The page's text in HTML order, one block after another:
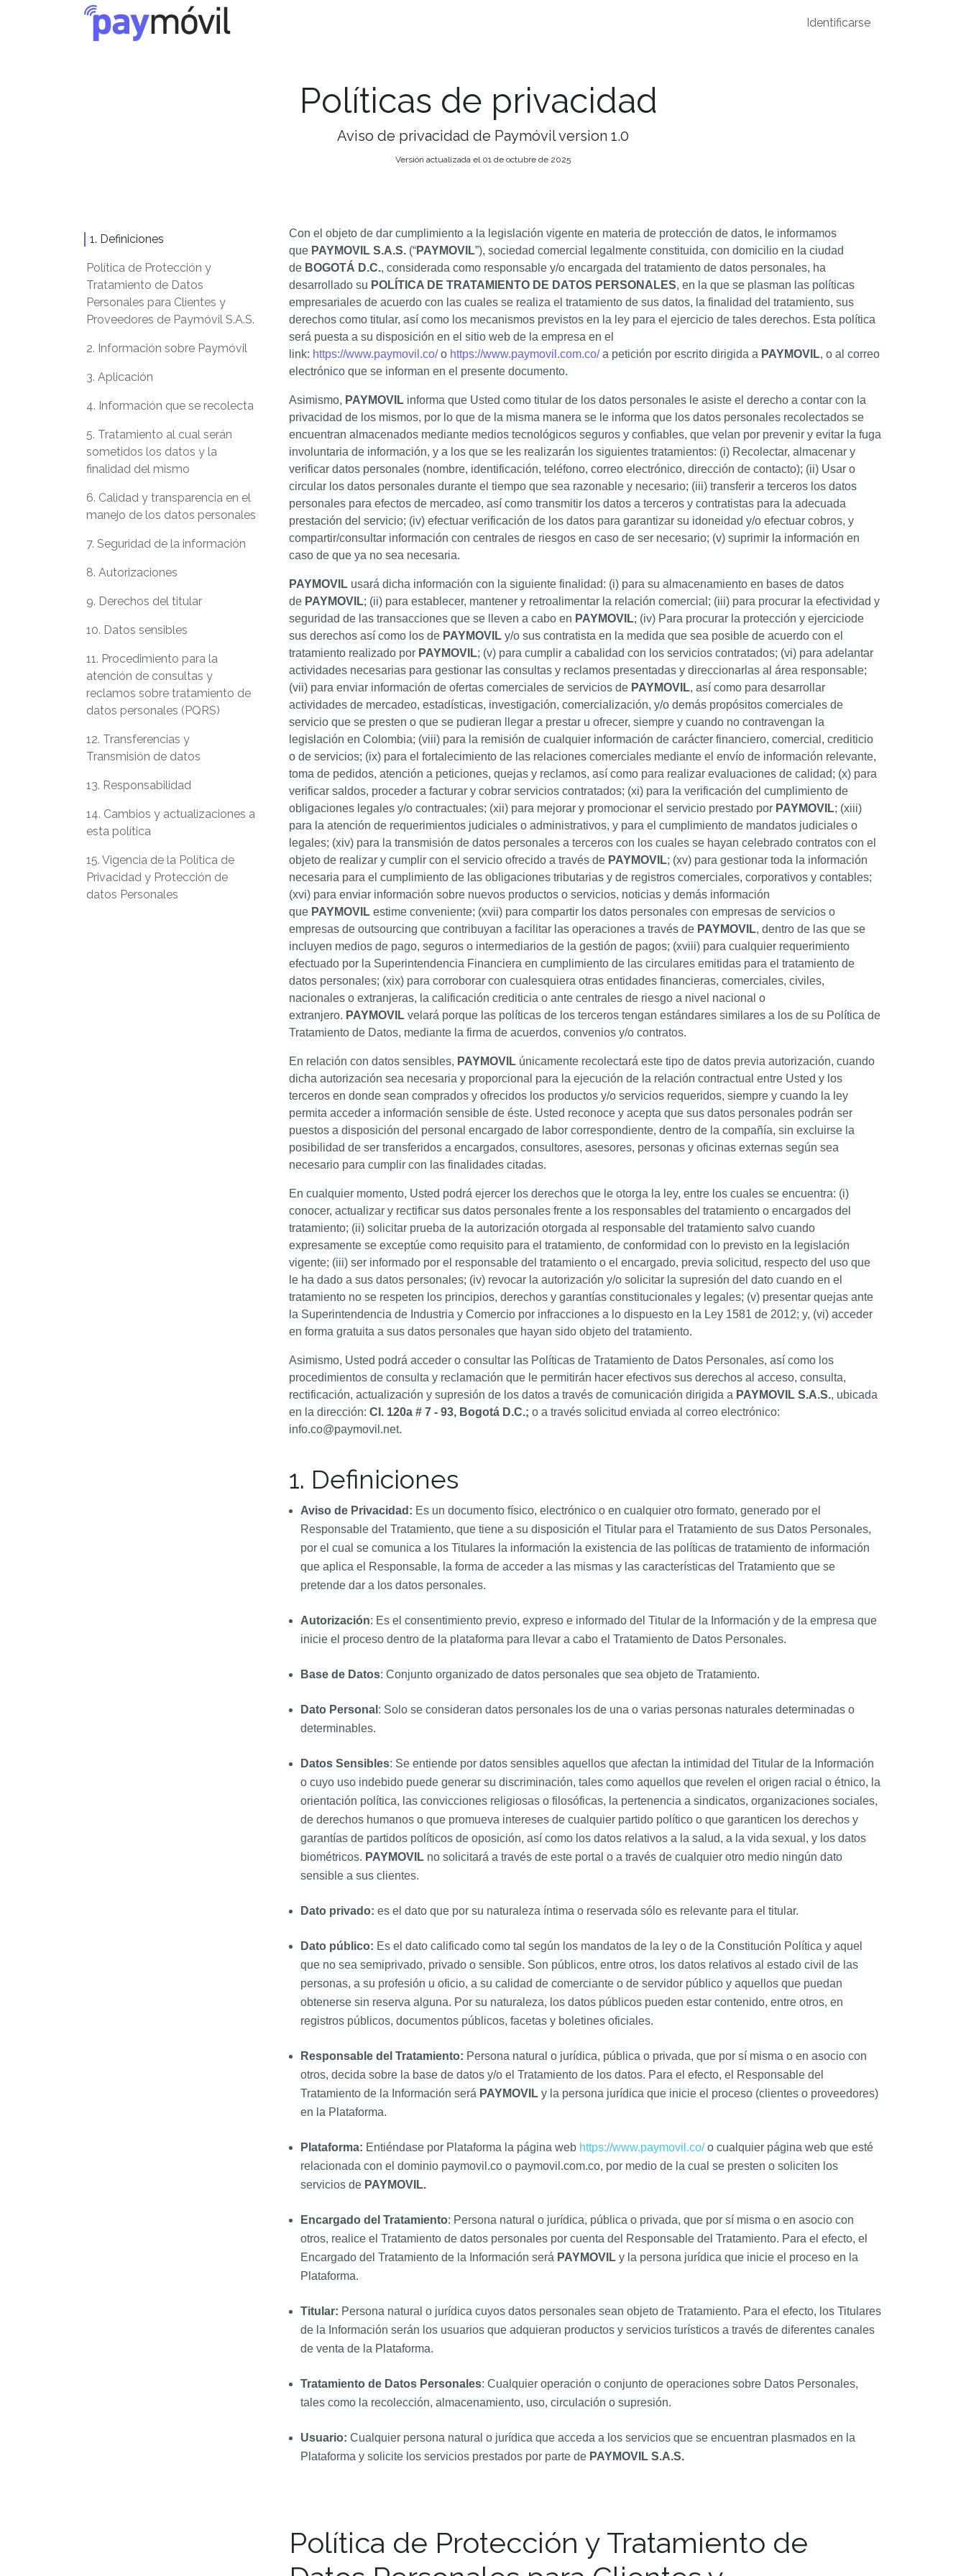
Identificarse
Políticas de privacidad
Aviso de privacidad de Paymóvil version 1.0
Versión actualizada el 01 de octubre de 2025
1. Definiciones
Política de Protección y
Tratamiento de Datos
Personales para Clientes y
Proveedores de Paymóvil S.A.S.
2. Información sobre Paymóvil
3. Aplicación
4. Información que se recolecta
5. Tratamiento al cual serán
sometidos los datos y la
finalidad del mismo
6. Calidad y transparencia en el
manejo de los datos personales
7. Seguridad de la información
8. Autorizaciones
9. Derechos del titular
10. Datos sensibles
11. Procedimiento para la
atención de consultas y
reclamos sobre tratamiento de
datos personales (PQRS)
12. Transferencias y
Transmisión de datos
13. Responsabilidad
14. Cambios y actualizaciones a
esta política
15. Vigencia de la Política de
Privacidad y Protección de
datos Personales
Con el objeto de dar cumplimiento a la legislación vigente en materia de protección de datos, le informamos
que PAYMOVIL S.A.S. (“PAYMOVIL”), sociedad comercial legalmente constituida, con domicilio en la ciudad
de BOGOTÁ D.C., considerada como responsable y/o encargada del tratamiento de datos personales, ha
desarrollado su POLÍTICA DE TRATAMIENTO DE DATOS PERSONALES, en la que se plasman las políticas
empresariales de acuerdo con las cuales se realiza el tratamiento de sus datos, la finalidad del tratamiento, sus
derechos como titular, así como los mecanismos previstos en la ley para el ejercicio de tales derechos. Esta política
será puesta a su disposición en el sitio web de la empresa en el
link: https://www.paymovil.co/o https://www.paymovil.com.co/a petición por escrito dirigida a PAYMOVIL, o al correo
electrónico que se informan en el presente documento.
Asimismo, PAYMOVIL informa que Usted como titular de los datos personales le asiste el derecho a contar con la
privacidad de los mismos, por lo que de la misma manera se le informa que los datos personales recolectados se
encuentran almacenados mediante medios tecnológicos seguros y confiables, que velan por prevenir y evitar la fuga
involuntaria de información, y a los que se les realizarán los siguientes tratamientos: (i) Recolectar, almacenar y
verificar datos personales (nombre, identificación, teléfono, correo electrónico, dirección de contacto); (ii) Usar o
circular los datos personales durante el tiempo que sea razonable y necesario; (iii) transferir a terceros los datos
personales para efectos de mercadeo, así como transmitir los datos a terceros y contratistas para la adecuada
prestación del servicio; (iv) efectuar verificación de los datos para garantizar su idoneidad y/o efectuar cobros, y
compartir/consultar información con centrales de riesgos en caso de ser necesario; (v) suprimir la información en
caso de que ya no sea necesaria.
PAYMOVIL usará dicha información con la siguiente finalidad: (i) para su almacenamiento en bases de datos
de PAYMOVIL; (ii) para establecer, mantener y retroalimentar la relación comercial; (iii) para procurar la efectividad y
seguridad de las transacciones que se lleven a cabo en PAYMOVIL; (iv) Para procurar la protección y ejerciciode
sus derechos así como los de PAYMOVIL y/o sus contratista en la medida que sea posible de acuerdo con el
tratamiento realizado por PAYMOVIL; (v) para cumplir a cabalidad con los servicios contratados; (vi) para adelantar
actividades necesarias para gestionar las consultas y reclamos presentadas y direccionarlas al área responsable;
(vii) para enviar información de ofertas comerciales de servicios de PAYMOVIL, así como para desarrollar
actividades de mercadeo, estadísticas, investigación, comercialización, y/o demás propósitos comerciales de
servicio que se presten o que se pudieran llegar a prestar u ofrecer, siempre y cuando no contravengan la
legislación en Colombia; (viii) para la remisión de cualquier información de carácter financiero, comercial, crediticio
o de servicios; (ix) para el fortalecimiento de las relaciones comerciales mediante el envío de información relevante,
toma de pedidos, atención a peticiones, quejas y reclamos, así como para realizar evaluaciones de calidad; (x) para
verificar saldos, proceder a facturar y cobrar servicios contratados; (xi) para la verificación del cumplimiento de
obligaciones legales y/o contractuales; (xii) para mejorar y promocionar el servicio prestado por PAYMOVIL; (xiii)
para la atención de requerimientos judiciales o administrativos, y para el cumplimiento de mandatos judiciales o
legales; (xiv) para la transmisión de datos personales a terceros con los cuales se hayan celebrado contratos con el
objeto de realizar y cumplir con el servicio ofrecido a través de PAYMOVIL; (xv) para gestionar toda la información
necesaria para el cumplimiento de las obligaciones tributarias y de registros comerciales, corporativos y contables;
(xvi) para enviar información sobre nuevos productos o servicios, noticias y demás información
que PAYMOVIL estime conveniente; (xvii) para compartir los datos personales con empresas de servicios o
empresas de outsourcing que contribuyan a facilitar las operaciones a través de PAYMOVIL, dentro de las que se
incluyen medios de pago, seguros o intermediarios de la gestión de pagos; (xviii) para cualquier requerimiento
efectuado por la Superintendencia Financiera en cumplimiento de las circulares emitidas para el tratamiento de
datos personales; (xix) para corroborar con cualesquiera otras entidades financieras, comerciales, civiles,
nacionales o extranjeras, la calificación crediticia o ante centrales de riesgo a nivel nacional o
extranjero. PAYMOVIL velará porque las políticas de los terceros tengan estándares similares a los de su Política de
Tratamiento de Datos, mediante la firma de acuerdos, convenios y/o contratos.
En relación con datos sensibles, PAYMOVIL únicamente recolectará este tipo de datos previa autorización, cuando
dicha autorización sea necesaria y proporcional para la ejecución de la relación contractual entre Usted y los
terceros en donde sean comprados y ofrecidos los productos y/o servicios requeridos, siempre y cuando la ley
permita acceder a información sensible de éste. Usted reconoce y acepta que sus datos personales podrán ser
puestos a disposición del personal encargado de labor correspondiente, dentro de la compañía, sin excluirse la
posibilidad de ser transferidos a encargados, consultores, asesores, personas y oficinas externas según sea
necesario para cumplir con las finalidades citadas.
En cualquier momento, Usted podrá ejercer los derechos que le otorga la ley, entre los cuales se encuentra: (i)
conocer, actualizar y rectificar sus datos personales frente a los responsables del tratamiento o encargados del
tratamiento; (ii) solicitar prueba de la autorización otorgada al responsable del tratamiento salvo cuando
expresamente se exceptúe como requisito para el tratamiento, de conformidad con lo previsto en la legislación
vigente; (iii) ser informado por el responsable del tratamiento o el encargado, previa solicitud, respecto del uso que
le ha dado a sus datos personales; (iv) revocar la autorización y/o solicitar la supresión del dato cuando en el
tratamiento no se respeten los principios, derechos y garantías constitucionales y legales; (v) presentar quejas ante
la Superintendencia de Industria y Comercio por infracciones a lo dispuesto en la Ley 1581 de 2012; y, (vi) acceder
en forma gratuita a sus datos personales que hayan sido objeto del tratamiento.
Asimismo, Usted podrá acceder o consultar las Políticas de Tratamiento de Datos Personales, así como los
procedimientos de consulta y reclamación que le permitirán hacer efectivos sus derechos al acceso, consulta,
rectificación, actualización y supresión de los datos a través de comunicación dirigida a PAYMOVIL S.A.S., ubicada
en la dirección: Cl. 120a # 7 - 93, Bogotá D.C.; o a través solicitud enviada al correo electrónico:
info.co@paymovil.net.
1. Definiciones
Aviso de Privacidad: Es un documento físico, electrónico o en cualquier otro formato, generado por el
Responsable del Tratamiento, que tiene a su disposición el Titular para el Tratamiento de sus Datos Personales,
por el cual se comunica a los Titulares la información la existencia de las políticas de tratamiento de información
que aplica el Responsable, la forma de acceder a las mismas y las características del Tratamiento que se
pretende dar a los datos personales.
Autorización: Es el consentimiento previo, expreso e informado del Titular de la Información y de la empresa que
inicie el proceso dentro de la plataforma para llevar a cabo el Tratamiento de Datos Personales.
Base de Datos: Conjunto organizado de datos personales que sea objeto de Tratamiento.
Dato Personal : Solo se consideran datos personales los de una o varias personas naturales determinadas o
determinables.
Datos Sensibles: Se entiende por datos sensibles aquellos que afectan la intimidad del Titular de la Información
o cuyo uso indebido puede generar su discriminación, tales como aquellos que revelen el origen racial o étnico, la
orientación política, las convicciones religiosas o filosóficas, la pertenencia a sindicatos, organizaciones sociales,
de derechos humanos o que promueva intereses de cualquier partido político o que garanticen los derechos y
garantías de partidos políticos de oposición, así como los datos relativos a la salud, a la vida sexual, y los datos
biométricos. PAYMOVIL no solicitará a través de este portal o a través de cualquier otro medio ningún dato
sensible a sus clientes.
Dato privado: es el dato que por su naturaleza íntima o reservada sólo es relevante para el titular.
Dato público: Es el dato calificado como tal según los mandatos de la ley o de la Constitución Política y aquel
que no sea semiprivado, privado o sensible. Son públicos, entre otros, los datos relativos al estado civil de las
personas, a su profesión u oficio, a su calidad de comerciante o de servidor público y aquellos que puedan
obtenerse sin reserva alguna. Por su naturaleza, los datos públicos pueden estar contenido, entre otros, en
registros públicos, documentos públicos, facetas y boletines oficiales.
Responsable del Tratamiento: Persona natural o jurídica, pública o privada, que por sí misma o en asocio con
otros, decida sobre la base de datos y/o el Tratamiento de los datos. Para el efecto, el Responsable del
Tratamiento de la Información será PAYMOVIL y la persona jurídica que inicie el proceso (clientes o proveedores)
en la Plataforma.
Plataforma: Entiéndase por Plataforma la página web https://www.paymovil.co/o cualquier página web que esté
relacionada con el dominio paymovil.co o paymovil.com.co, por medio de la cual se presten o soliciten los
servicios de PAYMOVIL.
Encargado del Tratamiento: Persona natural o jurídica, pública o privada, que por sí misma o en asocio con
otros, realice el Tratamiento de datos personales por cuenta del Responsable del Tratamiento. Para el efecto, el
Encargado del Tratamiento de la Información será PAYMOVIL y la persona jurídica que inicie el proceso en la
Plataforma.
Titular: Persona natural o jurídica cuyos datos personales sean objeto de Tratamiento. Para el efecto, los Titulares
de la Información serán los usuarios que adquieran productos y servicios turísticos a través de diferentes canales
de venta de la Plataforma.
Tratamiento de Datos Personales: Cualquier operación o conjunto de operaciones sobre Datos Personales,
tales como la recolección, almacenamiento, uso, circulación o supresión.
Usuario: Cualquier persona natural o jurídica que acceda a los servicios que se encuentran plasmados en la
Plataforma y solicite los servicios prestados por parte de PAYMOVIL S.A.S.
Política de Protección y Tratamiento de